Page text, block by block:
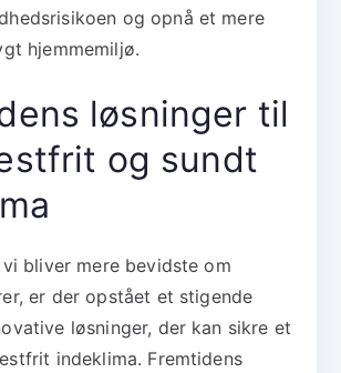
og opnå et mere
hjemmemiljø.
løsninger til
og sundt
bliver mere bevidste om
er der opstået et stigende
løsninger, der kan sikre et
indeklima. Fremtidens